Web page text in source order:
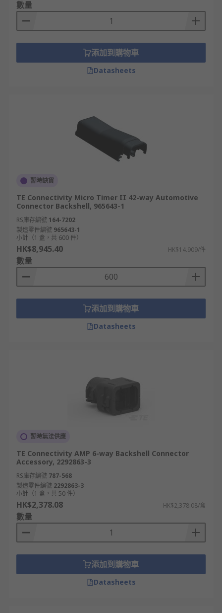
數量
添加到購物車
Datasheets
暫時缺貨
TE Connectivity Micro Timer II 42-way Automotive
Connector Backshell, 965643-1
RS庫存編號 164-7202
製造零件編號 965643-1
小計（1 盒，共 600 件）
HK$8,945.40 HK$14.909/件
數量
添加到購物車
Datasheets
暫時無法供應
TE Connectivity AMP 6-way Backshell Connector
Accessory, 2292863-3
RS庫存編號 787-568
製造零件編號 2292863-3
小計（1 盒，共 50 件）
HK$2,378.08 HK$2,378.08/盒
數量
添加到購物車
Datasheets